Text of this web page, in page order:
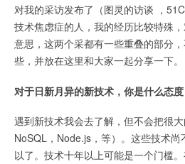
对我的采访发布了（图灵的访谈 ，
技术焦虑症的人，我的经历比较特殊
意思，这两个采都有一些重叠的部分
些，并放在这里和大家一起分享一下。
对于日新月异的新技术，你是什么态度
遇到新技术我会去了解，但不会把很
NoSQL，Node.js，等）。这些技术
以了。技术十年以上可能是一个门槛